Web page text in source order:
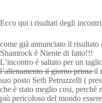
Ecco qui i risultati degli
come già annunciato il
Shamrock è Niente di fatto!!!
L’incontro è saltato per un
l’allenamento il giorno primail
suo posto Seth Petruzzelli (
che è stato meglio cosi, perchè
più pericoloso del mondo